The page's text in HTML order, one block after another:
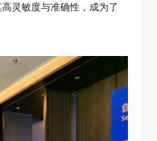
灵敏度与准确性，成为了